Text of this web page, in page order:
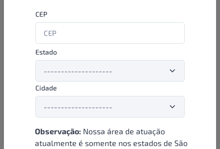
CEP
Estado
Cidade
Observação: Nossa área de atuação
atualmente é somente nos estados de São
aproveitar as promoções e ofertas direto das indústrias de
beleza e higiene em nossa plataforma. E o melhor: você continua
comprando de seus distribuidores parceiros e encontra novos
distribuidores para comprar cada vez com mais praticidade e
agilidade. Aproveite!
Formas de pagamento
Institucional